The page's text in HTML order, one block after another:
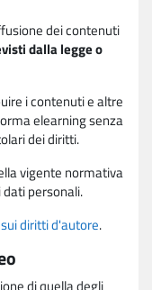
dei contenuti
dalla legge o
i contenuti e altre
elearning senza
dei diritti.
vigente normativa
personali.
diritti d'autore.
di quella degli